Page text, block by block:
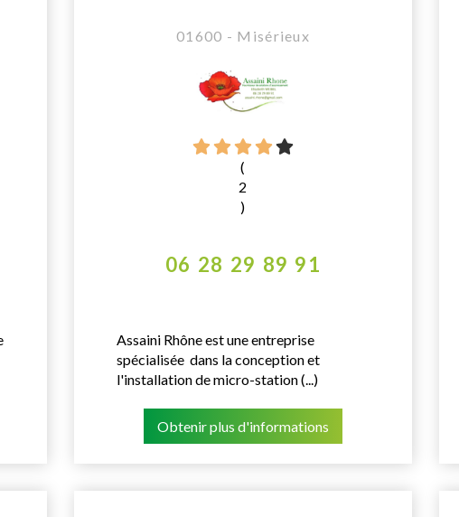
01600 - Misérieux
(
2
)
06 28 29 89 91
Assaini Rhône est une entreprise
spécialisée dans la conception et
l'installation de micro-station (...)
Obtenir plus d'informations